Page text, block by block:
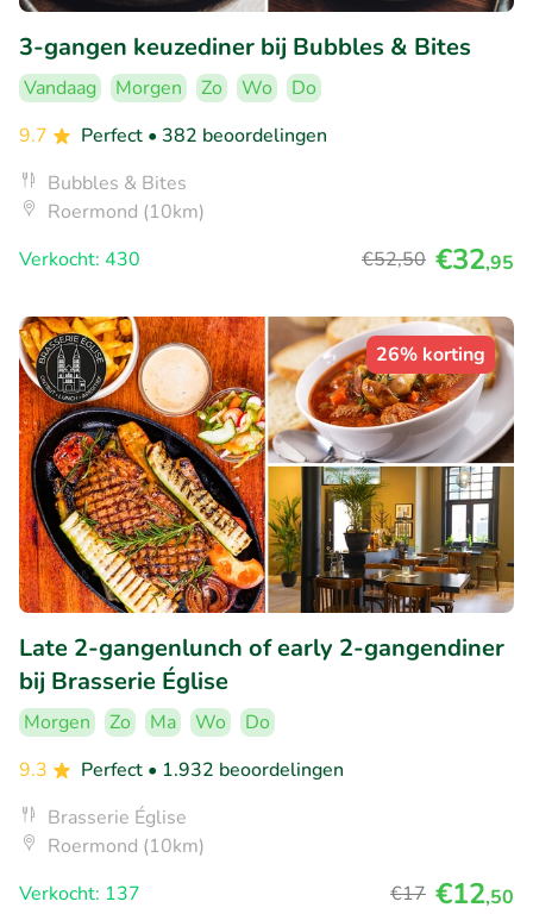
3-gangen keuzediner bij Bubbles & Bites
Vandaag Morgen Zo Wo
Do
9.7
Perfect • 382 beoordelingen
Bubbles & Bites
Roermond (10km)
Verkocht: 430
€52,50 €32,95
26% korting
Late 2-gangenlunch of early 2-gangendiner
bij Brasserie Église
Morgen Zo Ma Wo
Do
9.3
Perfect • 1.932 beoordelingen
Brasserie Église
Roermond (10km)
Verkocht: 137
€17 €12,50